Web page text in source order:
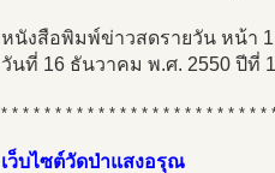
หนังสือพิมพ์ข่าวสดรายวัน หน้า
วันที่ 16 ธันวาคม พ.ศ. 2550 ปีที่
* * * * * * * * * * * * * * * * * * * * * * * * *
เว็บไซต์วัดป่าแสงอรุณ